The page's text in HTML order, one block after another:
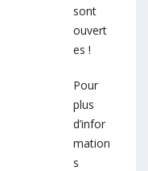
sont
ouvert
es !
Pour
plus
d’infor
mation
s